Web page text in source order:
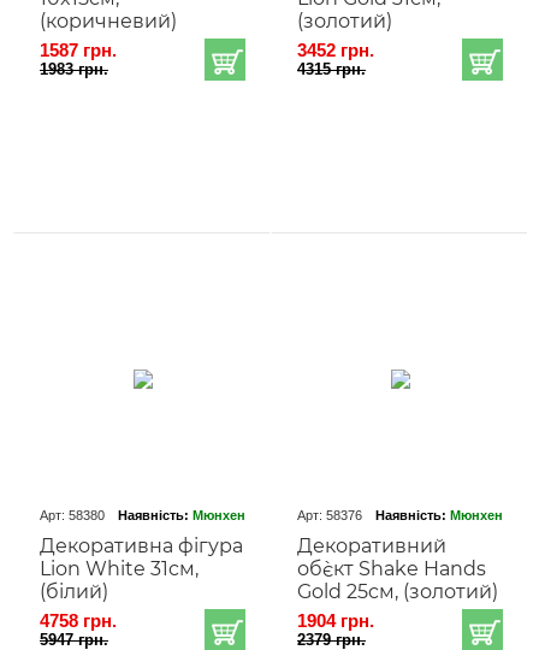
(коричневий)
1587 грн.
1983 грн.
(золотий)
3452 грн.
4315 грн.
Арт: 58380 Наявність: Мюнхен
Декоративна фігура
Lion White 31cм,
(білий)
4758 грн.
5947 грн.
Арт: 58376 Наявність: Мюнхен
Декоративний
об`єкт Shake Hands
Gold 25cм, (золотий)
1904 грн.
2379 грн.